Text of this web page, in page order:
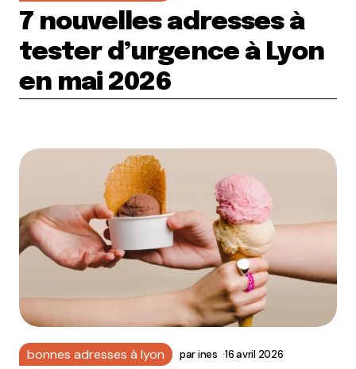
7 nouvelles adresses à
tester d’urgence à Lyon
en mai 2026
bonnes adresses à lyon parines 16 avril 2026